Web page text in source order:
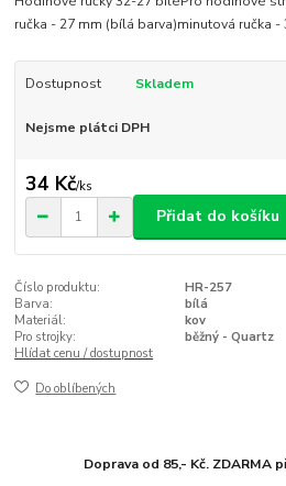
ručka - 27 mm (bílá barva)minutová ručka -
Dostupnost Skladem
Nejsme plátci DPH
34 Kč/ks
Přidat do košíku
Číslo produktu:
HR-257
Barva:
bílá
Materiál:
kov
Pro strojky:
běžný - Quartz
Hlídat cenu / dostupnost
Do oblíbených
Doprava od 85,- Kč. ZDARMA